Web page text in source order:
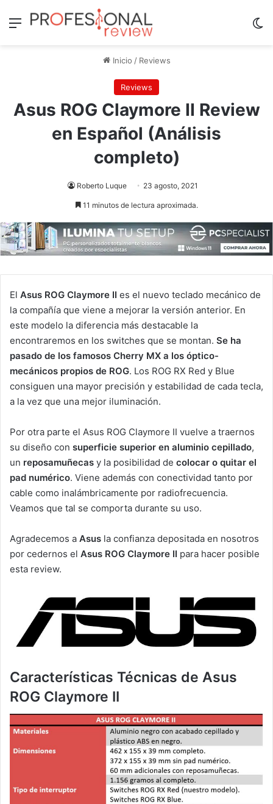
Menú
Inicio / Reviews
Reviews
Asus ROG Claymore II Review
en Español (Análisis
completo)
Roberto Luque 23 agosto, 2021
11 minutos de lectura aproximada.
El Asus ROG Claymore II es el nuevo teclado mecánico de
la compañía que viene a mejorar la versión anterior. En
este modelo la diferencia más destacable la
encontraremos en los switches que se montan. Se ha
pasado de los famosos Cherry MX a los óptico-
mecánicos propios de ROG. Los ROG RX Red y Blue
consiguen una mayor precisión y estabilidad de cada tecla,
a la vez que una mejor iluminación.
Por otra parte el Asus ROG Claymore II vuelve a traernos
su diseño con superficie superior en aluminio cepillado,
un reposamuñecas y la posibilidad de colocar o quitar el
pad numérico. Viene además con conectividad tanto por
cable como inalámbricamente por radiofrecuencia.
Veamos que tal se comporta durante su uso.
Agradecemos a Asus la confianza depositada en nosotros
por cedernos el Asus ROG Claymore II para hacer posible
esta review.
Características Técnicas de Asus
ROG Claymore II